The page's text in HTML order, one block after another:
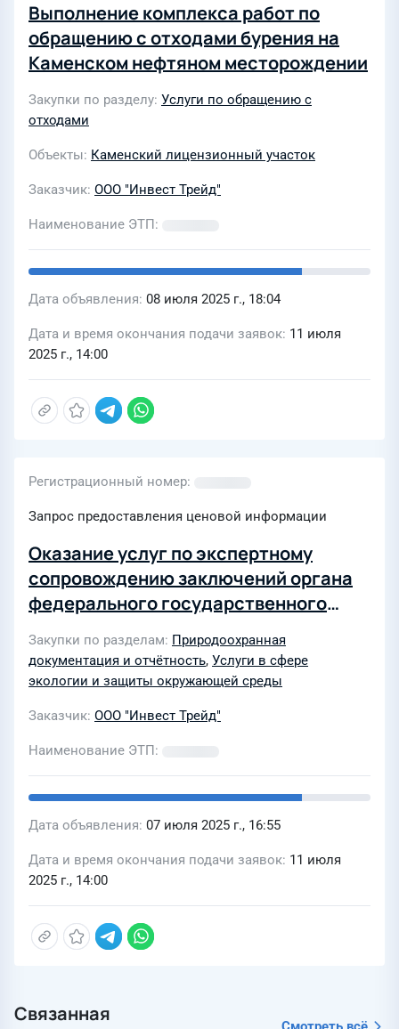
Выполнение комплекса работ по
обращению с отходами бурения на
Каменском нефтяном месторождении
Закупки по разделу Услуги по обращению с
отходами
Объекты Каменский лицензионный участок
Заказчик ООО "Инвест Трейд"
Наименование ЭТП
Дата объявления 08 июля 2025 г., 18:04
Дата и время окончания подачи заявок 11 июля
2025 г., 14:00
Регистрационный номер
Запрос предоставления ценовой информации
Оказание услуг по экспертному
сопровождению заключений органа
федерального государственного
соответствии объектов капитального
строительства требованиям в
проектной документации
Закупки по разделам Природоохранная
документация и отчётность, Услуги в сфере
экологии и защиты окружающей среды
Заказчик ООО "Инвест Трейд"
Наименование ЭТП
Дата объявления 07 июля 2025 г., 16:55
Дата и время окончания подачи заявок 11 июля
2025 г., 14:00
Связанная